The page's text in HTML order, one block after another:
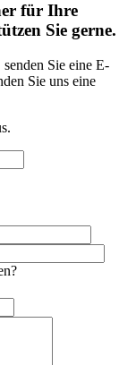
für Ihre
Sie gerne.
Sie eine E-
Sie uns eine